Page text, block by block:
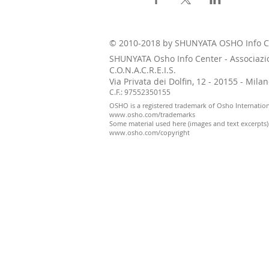
© 2010-2018 by SHUNYATA OSHO Info
SHUNYATA Osho Info Center -
C.O.N.A.C.R.E.I.S.
Via Privata dei Dolfin, 12 - 20155 -
C.F.: 97552350155
OSHO is a registered trademark of Osho
www.osho.com/trademarks
Some material used here (images and text
www.osho.com/copyright